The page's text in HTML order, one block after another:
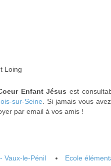
Loing
Enfant Jésus est
sur-Seine . Si jamais vous
par email à vos amis !
Vaux-le-Pénil
Ecole